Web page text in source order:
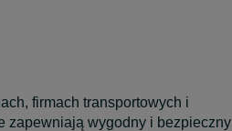
firmach transportowych i
zapewniają wygodny i bezpieczny